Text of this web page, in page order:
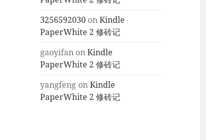
3256592030 onKindle
PaperWhite 2 修砖记
gaoyifan onKindle
PaperWhite 2 修砖记
yangfeng onKindle
PaperWhite 2 修砖记